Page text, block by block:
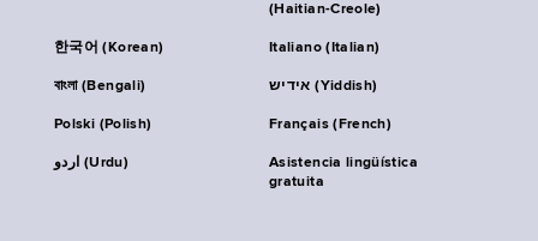
(Haitian-Creole)
한국어 (Korean) Italiano (Italian)
বাংলা (Bengali) אידיש (Yiddish)
Polski (Polish) Français (French)
اردو (Urdu)
Asistencia lingüística
gratuita